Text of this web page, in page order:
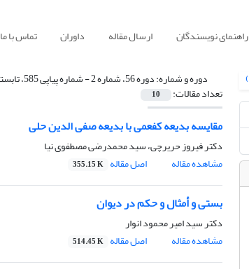
راهنمای نویسندگان ارسال مقاله داوران تماس با ما
دوره و شماره:دوره 56، شماره 2 - شماره پیاپی 585، تابستان 1384 (174)
تعداد مقالات: 10
مقایسه بدیعه کفعمی با بدیعه صفی الدین حلی
دکتر فیروز حریرچى، سید محمدرضى مصطفوى نیا
مشاهده مقاله
اصل مقاله 355.15 K
بستی و أمثال و حکم در دیوان
دکتر سید امیر محمود انوار
مشاهده مقاله
اصل مقاله 514.45 K